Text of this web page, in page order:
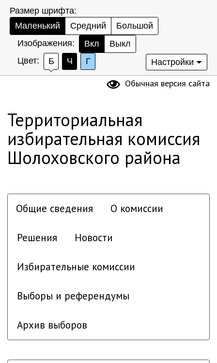
Размер шрифта:
Маленький
Средний
Большой
Изображения:
Вкл
Выкл
Цвет:
Б Ч Г Настройки
Обычная версия сайта
Территориальная
избирательная комиссия
Шолоховского района
Общие сведения О комиссии
Решения Новости
Избирательные комиссии
Выборы и референдумы
Архив выборов